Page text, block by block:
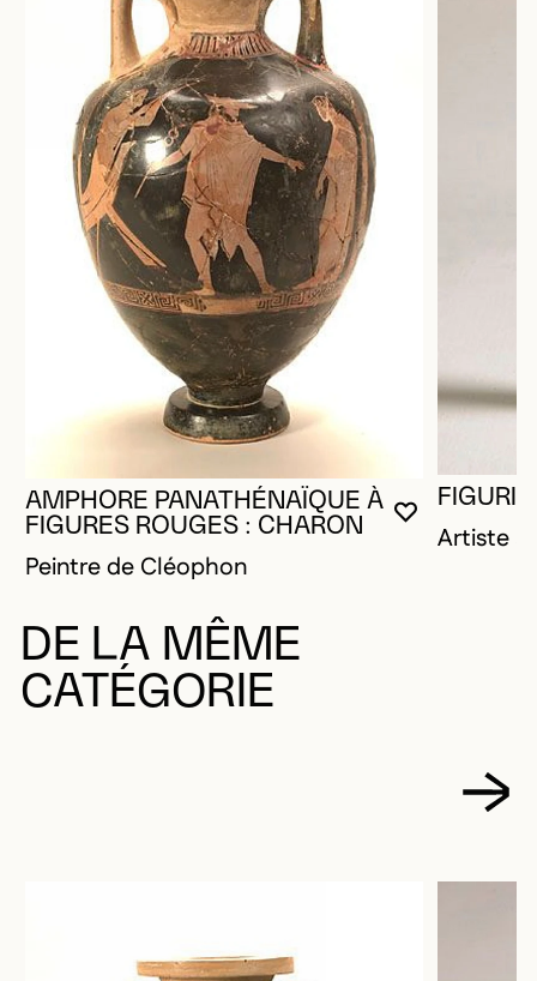
VOUS
FERMER
OUVRIR LA
AMPHORE PANATHÉNAÏQUE À
FIGURES ROUGES : CHARON
Peintre de Cléophon
Artiste
DE LA MÊME
CATÉGORIE